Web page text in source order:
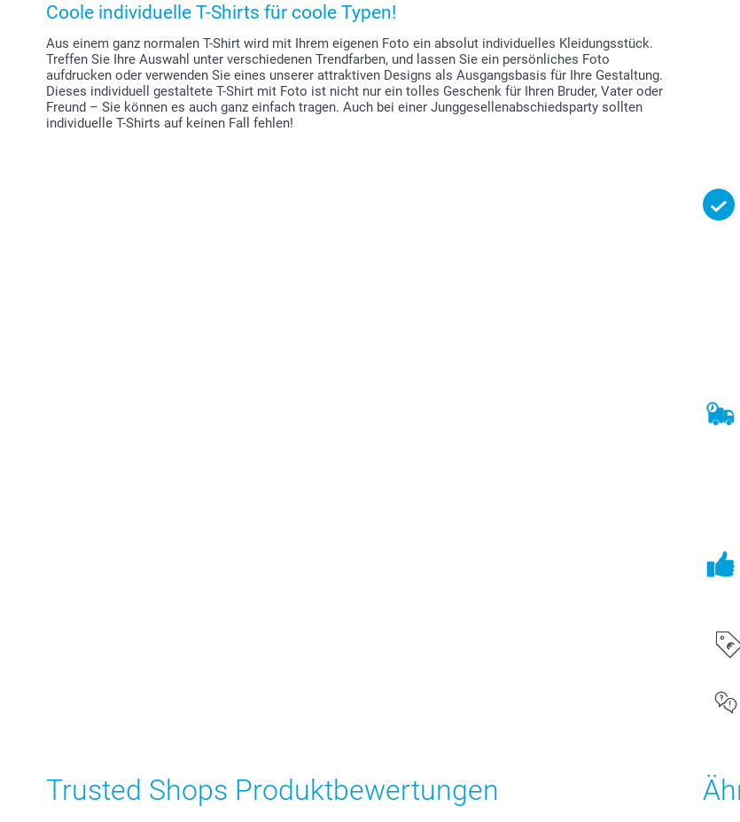
Coole individuelle T-Shirts für coole Typen!
Aus einem ganz normalen T-Shirt wird mit Ihrem eigenen Foto ein absolut individuelles Kleidungsstück.
Treffen Sie Ihre Auswahl unter verschiedenen Trendfarben, und lassen Sie ein persönliches Foto
aufdrucken oder verwenden Sie eines unserer attraktiven Designs als Ausgangsbasis für Ihre Gestaltung.
Dieses individuell gestaltete T-Shirt mit Foto ist nicht nur ein tolles Geschenk für Ihren Bruder, Vater oder
Freund – Sie können es auch ganz einfach tragen. Auch bei einer Junggesellenabschiedsparty sollten
individuelle T-Shirts auf keinen Fall fehlen!
Alle
Trusted Shops Produktbewertungen